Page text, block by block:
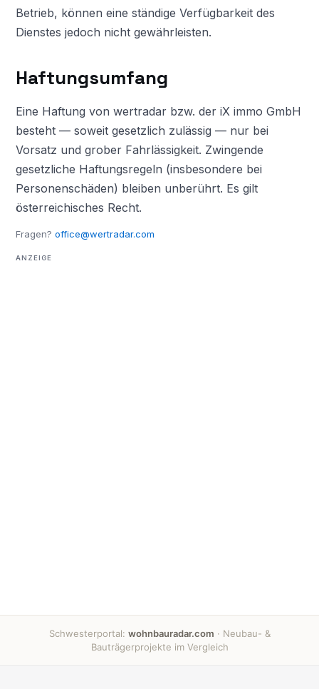
Betrieb, können eine ständige Verfügbarkeit des
Dienstes jedoch nicht gewährleisten.
Haftungsumfang
Eine Haftung von wertradar bzw. der iX immo GmbH
besteht — soweit gesetzlich zulässig — nur bei
Vorsatz und grober Fahrlässigkeit. Zwingende
gesetzliche Haftungsregeln (insbesondere bei
Personenschäden) bleiben unberührt. Es gilt
österreichisches Recht.
Fragen? office@wertradar.com
ANZEIGE
Schwesterportal: wohnbauradar.com · Neubau- &
Bauträgerprojekte im Vergleich